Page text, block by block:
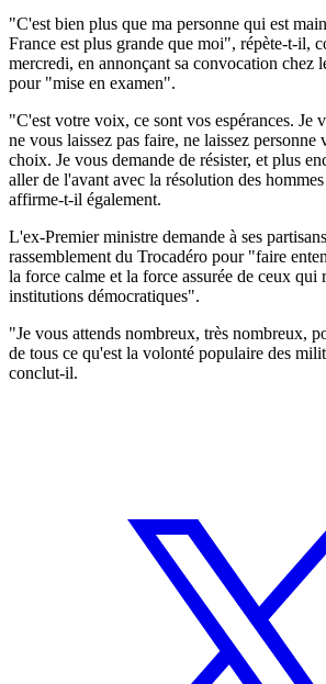
"C'est bien plus que ma personne qui est
France est plus grande que moi", répète-t-il,
mercredi, en annonçant sa convocation chez
pour "mise en examen".
"C'est votre voix, ce sont vos espérances. Je
ne vous laissez pas faire, ne laissez
choix. Je vous demande de résister, et plus
aller de l'avant avec la résolution des
affirme-t-il également.
L'ex-Premier ministre demande à ses
rassemblement du Trocadéro pour "faire
la force calme et la force assurée de ceux qui
institutions démocratiques".
"Je vous attends nombreux, très nombreux,
de tous ce qu'est la volonté populaire des
conclut-il.